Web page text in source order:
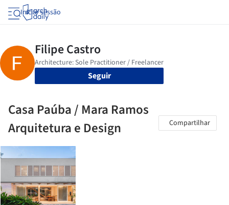
Iniciar sessão
Seguir
Casa Paúba / Mara Ramos
Arquitetura e Design
Compartilhar